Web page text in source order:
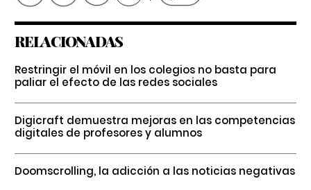
RELACIONADAS
Restringir el móvil en los colegios no basta para
paliar el efecto de las redes sociales
Digicraft demuestra mejoras en las competencias
digitales de profesores y alumnos
Doomscrolling, la adicción a las noticias negativas